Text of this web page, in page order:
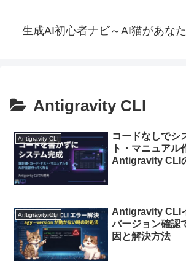
生成AI初心者ナビ～AI猫があな
Antigravity CLI
Antigravity CLI
コードなしでシ
ト・マニュアル
Antigravity CLI
Antigravity CLI
Antigravity CLI
バージョン確認
因と解決方法